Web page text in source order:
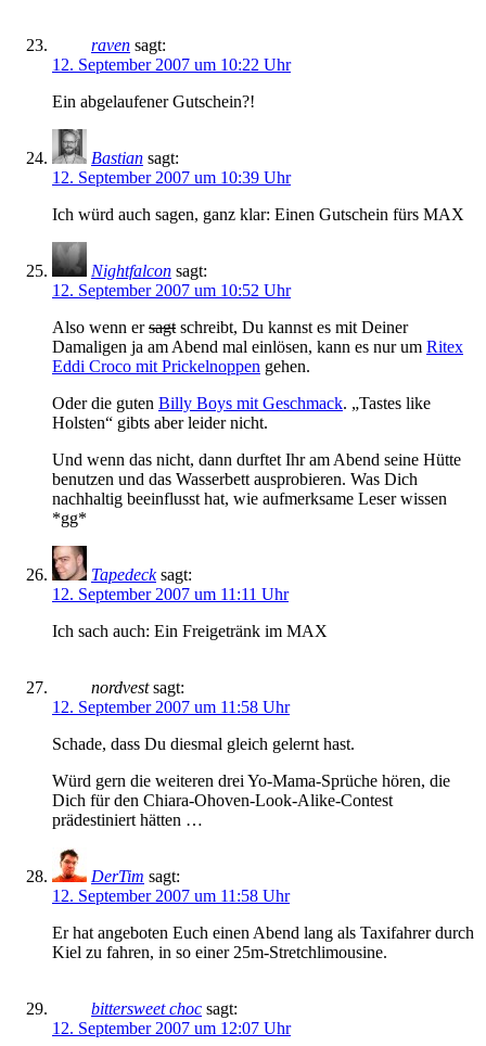
raven sagt:
12. September 2007 um 10:22 Uhr
Ein abgelaufener Gutschein?!
Bastian sagt:
12. September 2007 um 10:39 Uhr
Ich würd auch sagen, ganz klar: Einen Gutschein fürs MAX
Nightfalcon sagt:
12. September 2007 um 10:52 Uhr
Also wenn ersagt schreibt, Du kannst es mit Deiner
Damaligen ja am Abend mal einlösen, kann es nur um Ritex
Eddi Croco mit Prickelnoppen gehen.
Oder die guten Billy Boys mit Geschmack. „Tastes like
Holsten“ gibts aber leider nicht.
Und wenn das nicht, dann durftet Ihr am Abend seine Hütte
benutzen und das Wasserbett ausprobieren. Was Dich
nachhaltig beeinflusst hat, wie aufmerksame Leser wissen
*gg*
Tapedeck sagt:
12. September 2007 um 11:11 Uhr
Ich sach auch: Ein Freigetränk im MAX
nordvest sagt:
12. September 2007 um 11:58 Uhr
Schade, dass Du diesmal gleich gelernt hast.
Würd gern die weiteren drei Yo-Mama-Sprüche hören, die
Dich für den Chiara-Ohoven-Look-Alike-Contest
prädestiniert hätten …
DerTim sagt:
12. September 2007 um 11:58 Uhr
Er hat angeboten Euch einen Abend lang als Taxifahrer durch
Kiel zu fahren, in so einer 25m-Stretchlimousine.
bittersweet choc sagt:
12. September 2007 um 12:07 Uhr